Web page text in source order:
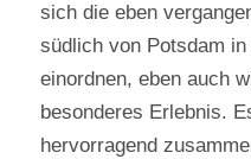
sich die eben
südlich von Potsdam
einordnen, eben auch
besonderes Erlebnis.
hervorragend